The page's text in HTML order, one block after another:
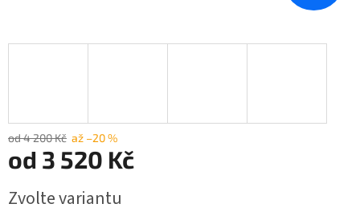
od 4 200 Kč až –20 %
od 3 520 Kč
cena:
Zvolte variantu